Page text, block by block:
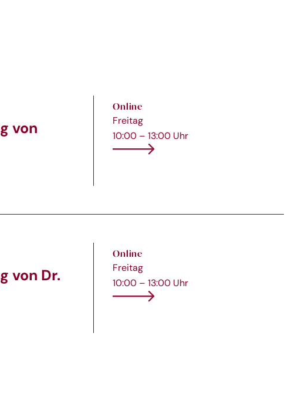
von
Online
Freitag
10:00 – 13:00 Uhr
von Dr.
Online
Freitag
10:00 – 13:00 Uhr